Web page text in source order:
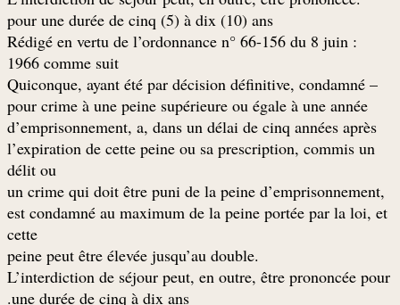
pour une durée de cinq (5) à dix (10) ans
: Rédigé en vertu de l’ordonnance n° 66-156 du 8 juin
1966 comme suit
– Quiconque, ayant été par décision définitive, condamné
pour crime à une peine supérieure ou égale à une année
d’emprisonnement, a, dans un délai de cinq années après
l’expiration de cette peine ou sa prescription, commis un
délit ou
un crime qui doit être puni de la peine d’emprisonnement,
est condamné au maximum de la peine portée par la loi, et
cette
.peine peut être élevée jusqu’au double
L’interdiction de séjour peut, en outre, être prononcée pour
une durée de cinq à dix ans.